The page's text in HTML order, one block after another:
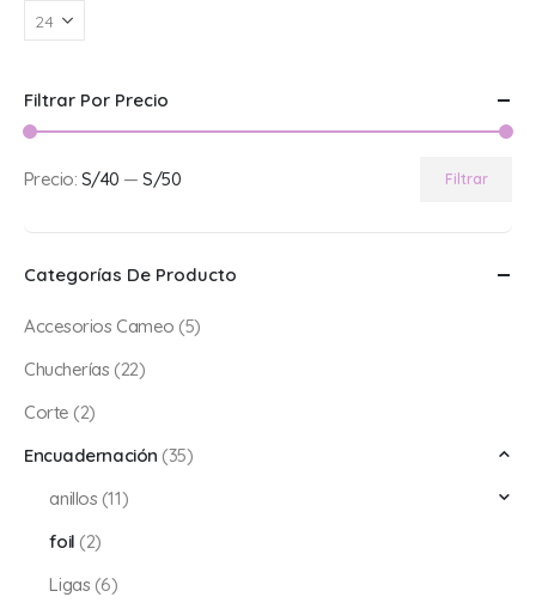
Filtrar Por Precio
mínimo
máximo
Filtrar
Precio: S/40 —S/50
Categorías De Producto
Accesorios Cameo (5)
Chucherías (22)
Corte (2)
Encuadernación (35)
anillos (11)
foil (2)
Ligas (6)